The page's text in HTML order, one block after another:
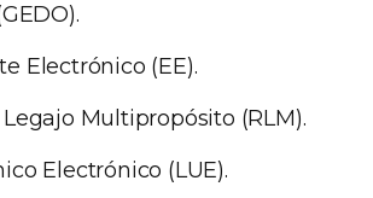
Electrónico (EE).
Multipropósito (RLM).
Electrónico (LUE).